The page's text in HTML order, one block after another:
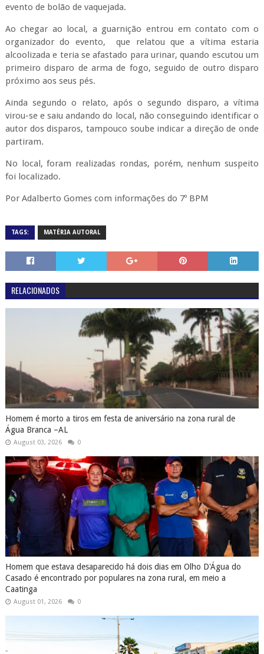
evento de bolão de vaquejada.
Ao chegar ao local, a guarnição entrou em contato com o
organizador do evento, que relatou que a vítima estaria
alcoolizada e teria se afastado para urinar, quando escutou um
primeiro disparo de arma de fogo, seguido de outro disparo
próximo aos seus pés.
Ainda segundo o relato, após o segundo disparo, a vítima
virou-se e saiu andando do local, não conseguindo identificar o
autor dos disparos, tampouco soube indicar a direção de onde
partiram.
No local, foram realizadas rondas, porém, nenhum suspeito
foi localizado.
Por Adalberto Gomes com informações do 7º BPM
TAGS: MATÉRIA AUTORAL
RELACIONADOS
Homem é morto a tiros em festa de aniversário na zona rural de
Água Branca –AL
August 03, 2026 0
Homem que estava desaparecido há dois dias em Olho D'Água do
Casado é encontrado por populares na zona rural, em meio a
Caatinga
August 01, 2026 0